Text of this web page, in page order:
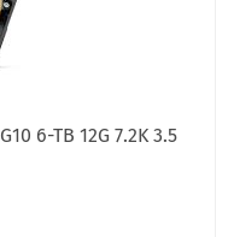
6-TB 12G 7.2K 3.5